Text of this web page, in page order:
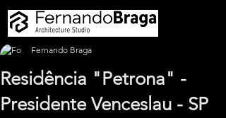
Residência "Petrona" -
Presidente Venceslau - SP
Fernando Braga